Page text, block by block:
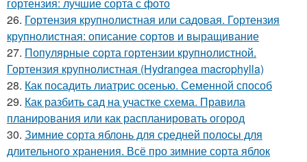
26. Гортензия крупнолистная или садовая. Гортензия
крупнолистная: описание сортов и выращивание
27. Популярные сорта гортензии крупнолистной.
Гортензия крупнолистная (Hydrangea macrophylla)
28. Как посадить лиатрис осенью. Семенной способ
29. Как разбить сад на участке схема. Правила
планирования или как распланировать огород
30. Зимние сорта яблонь для средней полосы для
длительного хранения. Всё про зимние сорта яблок